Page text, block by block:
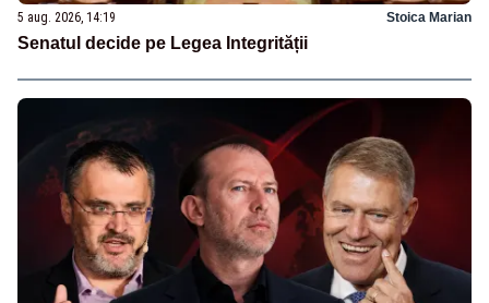
5 aug. 2026, 14:19 Stoica Marian
Senatul decide pe Legea Integrității